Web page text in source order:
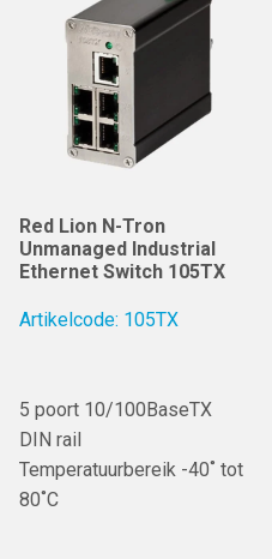
Red Lion N-Tron
Unmanaged Industrial
Ethernet Switch 105TX
Artikelcode: 105TX
5 poort 10/100BaseTX
DIN rail
Temperatuurbereik -40˚ tot
80˚C